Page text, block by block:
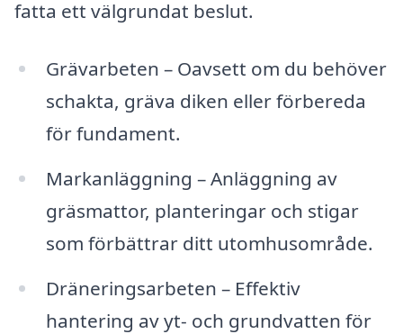
fatta ett välgrundat beslut.
Grävarbeten – Oavsett om du behöver
schakta, gräva diken eller förbereda
för fundament.
Markanläggning – Anläggning av
gräsmattor, planteringar och stigar
som förbättrar ditt utomhusområde.
Dräneringsarbeten – Effektiv
hantering av yt- och grundvatten för